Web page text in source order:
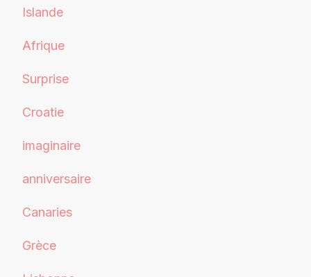
Islande
Afrique
Surprise
Croatie
imaginaire
anniversaire
Canaries
Grèce